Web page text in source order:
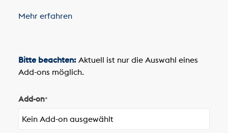
Mehr erfahren
Bitte beachten:Aktuell ist nur die Auswahl eines
Add-ons möglich.
Add-on*